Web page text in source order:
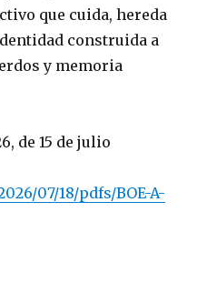
que cuida, hereda
construida a
y memoria
de 15 de julio
07/18/pdfs/BOE-A-